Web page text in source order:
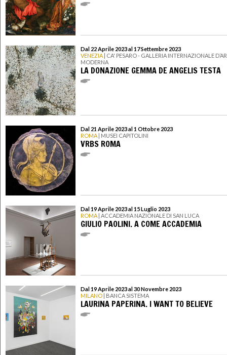
Dal 22 Aprile 2023 al 17 Settembre 2023
VENEZIA | CA' PESARO - GALLERIA INTERNAZIONALE
MODERNA
LA DONAZIONE GEMMA DE ANGELIS TESTA
Dal 21 Aprile 2023 al 1 Ottobre 2023
ROMA | MUSEI CAPITOLINI
VRBS ROMA
Dal 19 Aprile 2023 al 15 Luglio 2023
ROMA | ACCADEMIA NAZIONALE DI SAN LUCA
GIULIO PAOLINI. A COME ACCADEMIA
Dal 19 Aprile 2023 al 30 Novembre 2023
MILANO | BANCA SISTEMA
LAURINA PAPERINA. I WANT TO BELIEVE